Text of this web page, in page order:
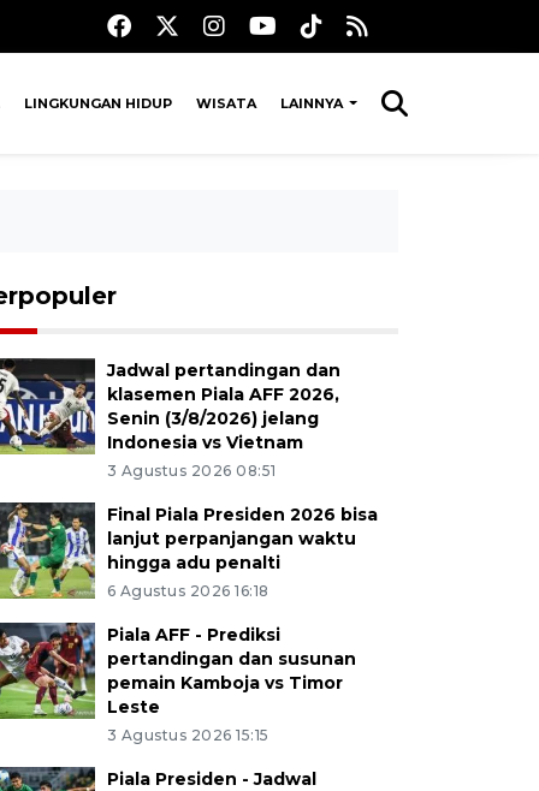
LINGKUNGAN HIDUP WISATA LAINNYA
Jadwal pertandingan dan
klasemen Piala AFF 2026,
Senin (3/8/2026) jelang
Indonesia vs Vietnam
3 Agustus 2026 08:51
Final Piala Presiden 2026 bisa
lanjut perpanjangan waktu
hingga adu penalti
6 Agustus 2026 16:18
Piala AFF - Prediksi
pertandingan dan susunan
pemain Kamboja vs Timor
Leste
3 Agustus 2026 15:15
Piala Presiden - Jadwal